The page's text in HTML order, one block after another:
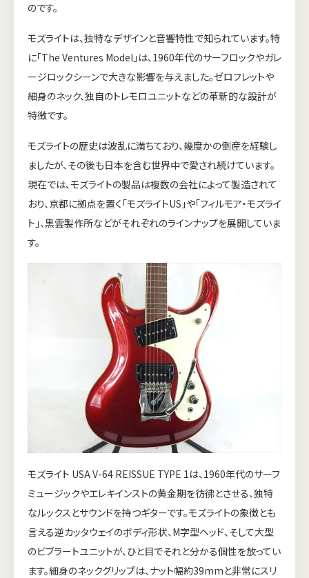
のです。
モズライトは、独特なデザインと音響特性で知られています。特
に「The Ventures Model」は、1960年代のサーフロックやガレ
ージロックシーンで大きな影響を与えました。ゼロフレットや
細身のネック、独自のトレモロユニットなどの革新的な設計が
特徴です。
モズライトの歴史は波乱に満ちており、幾度かの倒産を経験し
ましたが、その後も日本を含む世界中で愛され続けています。
現在では、モズライトの製品は複数の会社によって製造されて
おり、京都に拠点を置く「モズライトUS」や「フィルモア・モズライ
ト」、黒雲製作所などがそれぞれのラインナップを展開していま
す。
モズライト USA V-64 REISSUE TYPE 1は、1960年代のサーフ
ミュージックやエレキインストの黄金期を彷彿とさせる、独特
なルックスとサウンドを持つギターです。モズライトの象徴とも
言える逆カッタウェイのボディ形状、M字型ヘッド、そして大型
のビブラートユニットが、ひと目でそれと分かる個性を放ってい
ます。細身のネックグリップは、ナット幅約39mmと非常にスリ